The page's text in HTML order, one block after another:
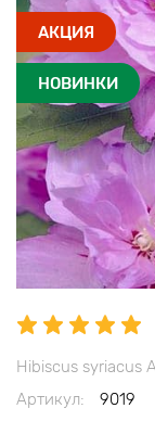
АКЦИЯ
НОВИНКИ
Hibiscus syriacus
Артикул:
9019